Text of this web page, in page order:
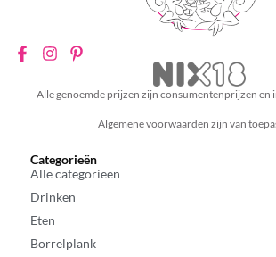
Alle genoemde prijzen zijn consumentenprijzen en
Algemene voorwaarden zijn van
Categorieën
Alle categorieën
Drinken
Eten
Borrelplank